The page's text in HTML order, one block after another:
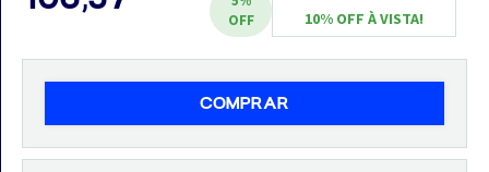
VIVO
GRATUITAS!
OFF
10% OFF À VISTA!
COMPRAR